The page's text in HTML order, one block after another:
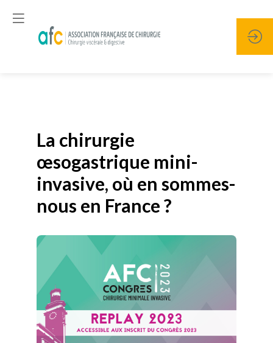
La chirurgie
œsogastrique mini-
invasive, où en sommes-
nous en France ?